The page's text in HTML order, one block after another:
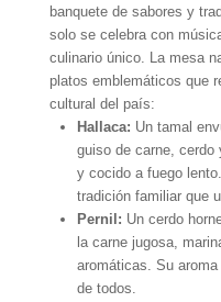
banquete de sabores y
solo se celebra con
culinario único. La mesa
platos emblemáticos que
cultural del país:
Hallaca: Un tamal
guiso de carne,
y cocido a fuego
tradición familiar que
Pernil: Un cerdo
la carne jugosa,
aromáticas. Su
de todos.